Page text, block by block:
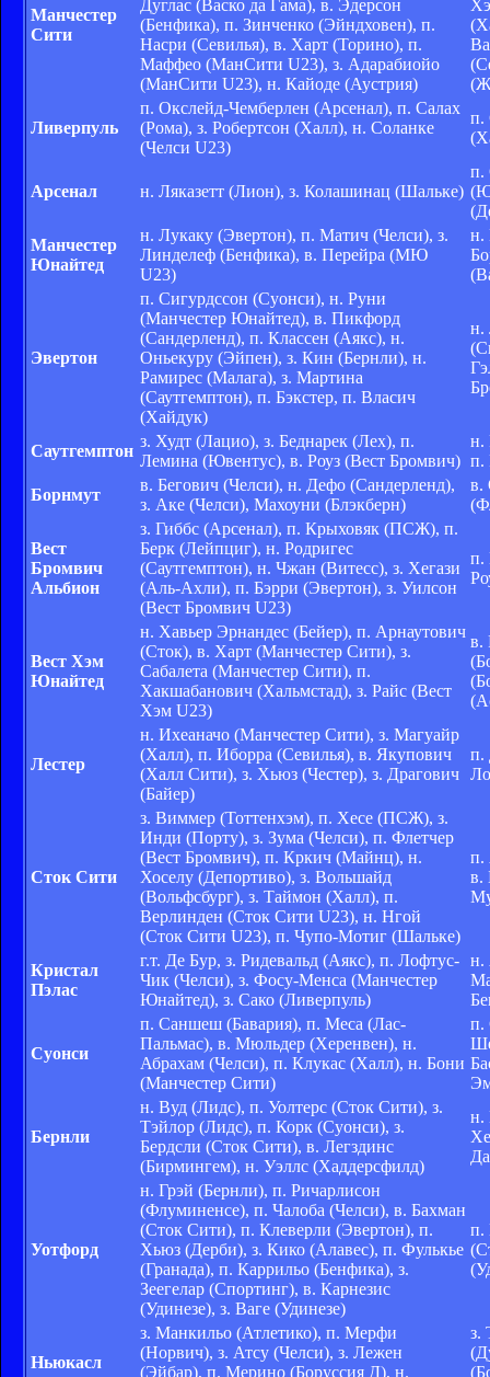
Манчестер
Сити
Дуглас (Васко да Гама), в. Эдерсон
(Бенфика), п. Зинченко (Эйндховен), п.
Насри (Севилья), в. Харт (Торино), п.
Маффео (МанСити U23), з. Адарабиойо
(МанСити U23), н. Кайоде (Аустрия)
Ливерпуль
п. Окслейд-Чемберлен (Арсенал), п. Салах
(Рома), з. Робертсон (Халл), н. Соланке
(Челси U23)
п.
Арсенал н. Ляказетт (Лион), з. Колашинац (Шальке)
п.
Манчестер
Юнайтед
н. Лукаку (Эвертон), п. Матич (Челси), з.
Линделеф (Бенфика), в. Перейра (МЮ
U23)
н.
Эвертон
п. Сигурдссон (Суонси), н. Руни
(Манчестер Юнайтед), в. Пикфорд
(Сандерленд), п. Классен (Аякс), н.
Оньекуру (Эйпен), з. Кин (Бернли), н.
Рамирес (Малага), з. Мартина
(Саутгемптон), п. Бэкстер, п. Власич
(Хайдук)
н.
Саутгемптон
з. Худт (Лацио), з. Беднарек (Лех), п.
Лемина (Ювентус), в. Роуз (Вест Бромвич)
н.
п.
Борнмут
в. Бегович (Челси), н. Дефо (Сандерленд),
з. Аке (Челси), Махоуни (Блэкберн)
в.
Вест
Бромвич
Альбион
з. Гиббс (Арсенал), п. Крыховяк (ПСЖ), п.
Берк (Лейпциг), н. Родригес
(Саутгемптон), н. Чжан (Витесс), з. Хегази
(Аль-Ахли), п. Бэрри (Эвертон), з. Уилсон
(Вест Бромвич U23)
п.
Вест Хэм
Юнайтед
н. Хавьер Эрнандес (Бейер), п. Арнаутович
(Сток), в. Харт (Манчестер Сити), з.
Сабалета (Манчестер Сити), п.
Хакшабанович (Хальмстад), з. Райс (Вест
Хэм U23)
в.
Лестер
н. Ихеаначо (Манчестер Сити), з. Магуайр
(Халл), п. Иборра (Севилья), в. Якупович
(Халл Сити), з. Хьюз (Честер), з. Драгович
(Байер)
п.
Сток Сити
з. Виммер (Тоттенхэм), п. Хесе (ПСЖ), з.
Инди (Порту), з. Зума (Челси), п. Флетчер
(Вест Бромвич), п. Кркич (Майнц), н.
Хоселу (Депортиво), з. Вольшайд
(Вольфсбург), з. Таймон (Халл), п.
Верлинден (Сток Сити U23), н. Нгой
(Сток Сити U23), п. Чупо-Мотиг (Шальке)
п.
в.
Кристал
Пэлас
г.т. Де Бур, з. Ридевальд (Аякс), п. Лофтус-
Чик (Челси), з. Фосу-Менса (Манчестер
Юнайтед), з. Сако (Ливерпуль)
н.
Суонси
п. Саншеш (Бавария), п. Меса (Лас-
Пальмас), в. Мюльдер (Херенвен), н.
Абрахам (Челси), п. Клукас (Халл), н. Бони
(Манчестер Сити)
п.
Бернли
н. Вуд (Лидс), п. Уолтерс (Сток Сити), з.
Тэйлор (Лидс), п. Корк (Суонси), з.
Бердсли (Сток Сити), в. Легздинс
(Бирмингем), н. Уэллс (Хаддерсфилд)
н.
Уотфорд
н. Грэй (Бернли), п. Ричарлисон
(Флуминенсе), п. Чалоба (Челси), в. Бахман
(Сток Сити), п. Клеверли (Эвертон), п.
Хьюз (Дерби), з. Кико (Алавес), п. Фулькье
(Гранада), п. Каррильо (Бенфика), з.
Зеегелар (Спортинг), в. Карнезис
(Удинезе), з. Ваге (Удинезе)
п.
Ньюкасл
з. Манкильо (Атлетико), п. Мерфи
(Норвич), з. Атсу (Челси), з. Лежен
(Эйбар), п. Мерино (Боруссия Д), н.
з.